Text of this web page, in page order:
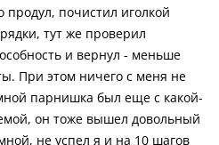
продул, почистил иголкой
тут же проверил
и вернул - меньше
При этом ничего с меня не
парнишка был еще с какой-
он тоже вышел довольный
не успел я и на 10 шагов